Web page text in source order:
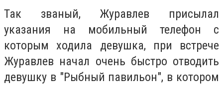
Так званый, Журавлев присылал
указания на мобильный телефон с
которым ходила девушка, при встрече
Журавлев начал очень быстро отводить
девушку в "Рыбный павильон", в котором